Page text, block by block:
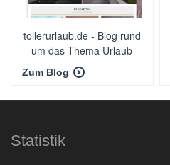
tollerurlaub.de - Blog rund
um das Thema Urlaub
Zum Blog
Statistik